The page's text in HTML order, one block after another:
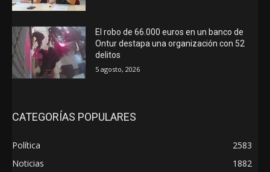
El robo de 66.000 euros en un banco de
Ontur destapa una organización con 52
delitos
5 agosto, 2026
CATEGORÍAS POPULARES
Política
2583
Noticias
1882